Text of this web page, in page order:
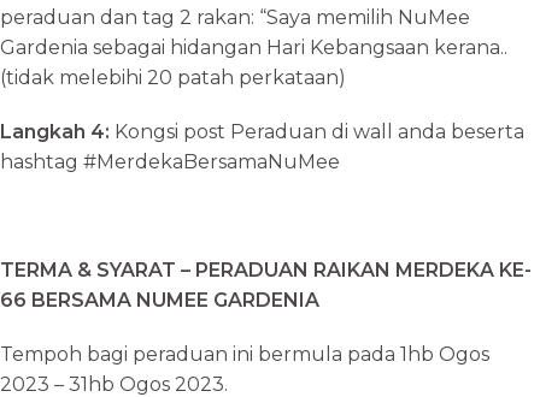
peraduan dan tag 2 rakan: “Saya memilih NuMee
Gardenia sebagai hidangan Hari Kebangsaan kerana..
(tidak melebihi 20 patah perkataan)
Langkah 4: Kongsi post Peraduan di wall anda beserta
hashtag #MerdekaBersamaNuMee
TERMA & SYARAT – PERADUAN RAIKAN MERDEKA KE-
66 BERSAMA NUMEE GARDENIA
Tempoh bagi peraduan ini bermula pada 1hb Ogos
2023 – 31hb Ogos 2023.